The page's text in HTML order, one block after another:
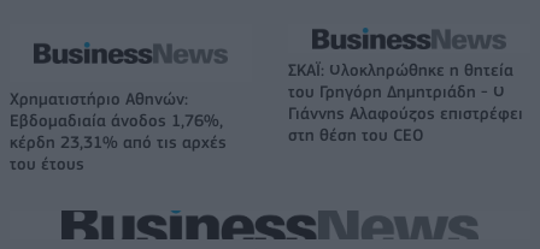
Χρηματιστήριο Αθηνών:
Εβδομαδιαία άνοδος 1,76%,
κέρδη 23,31% από τις αρχές
του έτους
ΣΚΑΪ: Ολοκληρώθηκε η θητεία
του Γρηγόρη Δημητριάδη - Ο
Γιάννης Αλαφούζος επιστρέφει
στη θέση του CEO